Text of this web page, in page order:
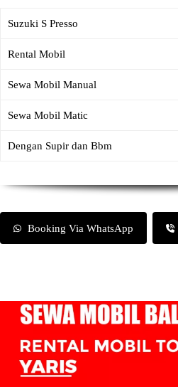
Suzuki S Presso
Rental Mobil
Sewa Mobil Manual
Sewa Mobil Matic
Dengan Supir dan Bbm
Booking Via WhatsApp